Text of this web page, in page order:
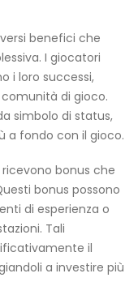
benefici che
I giocatori
i loro successi,
di gioco.
simbolo di status,
a fondo con il gioco.
bonus che
bonus possono
di esperienza o
Tali
il
a investire più